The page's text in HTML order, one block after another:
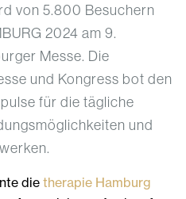
von 5.800 Besuchern
2024 am 9.
Messe. Die
und Kongress bot den
für die tägliche
und
dietherapie Hamburg